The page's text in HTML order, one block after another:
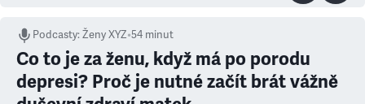
Podcasty:Ženy XYZ•54 minut
Co to je za ženu, když má po porodu
depresi? Proč je nutné začít brát vážně